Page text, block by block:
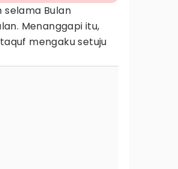
selama Bulan
Menanggapi itu,
mengaku setuju